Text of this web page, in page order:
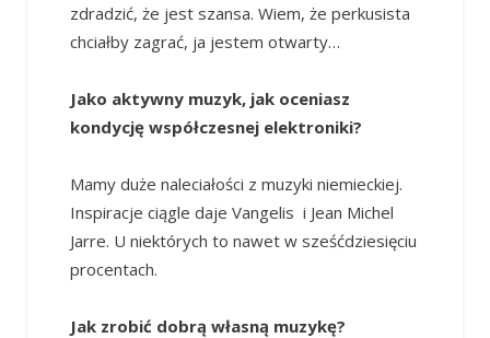
zdradzić, że jest szansa. Wiem, że perkusista
chciałby zagrać, ja jestem otwarty…
Jako aktywny muzyk, jak oceniasz
kondycję współczesnej elektroniki?
Mamy duże naleciałości z muzyki niemieckiej.
Inspiracje ciągle daje Vangelis i Jean Michel
Jarre. U niektórych to nawet w sześćdziesięciu
procentach.
Jak zrobić dobrą własną muzykę?